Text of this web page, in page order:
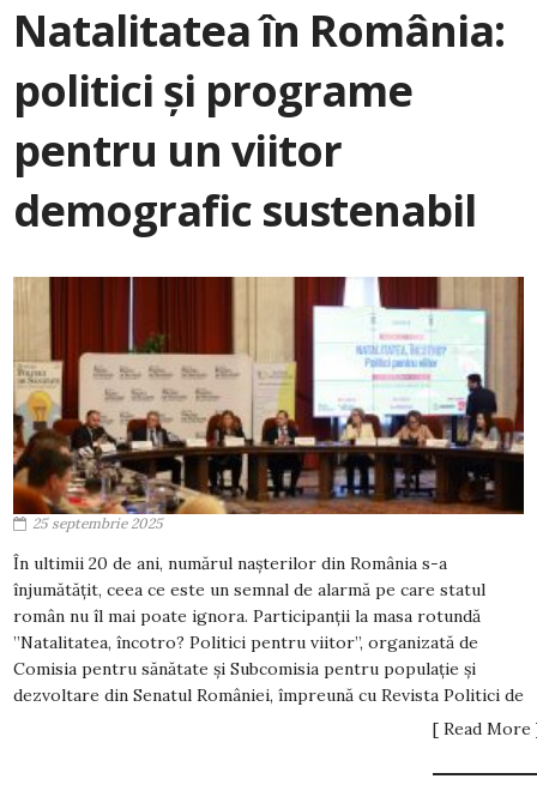
Natalitatea în România:
politici și programe
pentru un viitor
demografic sustenabil
25 septembrie 2025
În ultimii 20 de ani, numărul nașterilor din România s-a
înjumătățit, ceea ce este un semnal de alarmă pe care statul
român nu îl mai poate ignora. Participanții la masa rotundă
”Natalitatea, încotro? Politici pentru viitor”, organizată de
Comisia pentru sănătate și Subcomisia pentru populație și
dezvoltare din Senatul României, împreună cu Revista Politici de
[ Read More